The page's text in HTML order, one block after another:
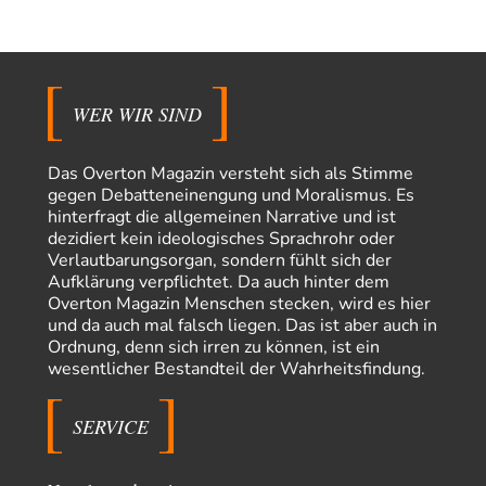
»Der freie Wille ist ein Mythos« 65
freien Willen haben muss. Das…
vor 13 Stunden zu:
Die Natur ist die kreative Gestalt, um Inspiration zu erlangen. Die heute
Natur und ihr…
Nonamevor 18 Stunden zu:
Wer erzielt die Kriegsgewinne?
Es bestätigt sich also schon an diesem Beispiel von vor 100 Jahren, was
manchen Menschen…
Ferdinand Wohlgewiehertvor 1 Tag zu:
Im Zeitalter der KI werden Fehler menschlich
"Ohne originale Zwecksetzung können Roboter keine eigene Prosodie
vor 1 Tag zu:
Der Anschlag auf eine Lebenslüge
WER WIR SIND
Das Overton Magazin versteht sich als Stimme
gegen Debatteneinengung und Moralismus. Es
hinterfragt die allgemeinen Narrative und ist
dezidiert kein ideologisches Sprachrohr oder
Verlautbarungsorgan, sondern fühlt sich der
Aufklärung verpflichtet. Da auch hinter dem
Overton Magazin Menschen stecken, wird es hier
und da auch mal falsch liegen. Das ist aber auch in
Ordnung, denn sich irren zu können, ist ein
wesentlicher Bestandteil der Wahrheitsfindung.
SERVICE